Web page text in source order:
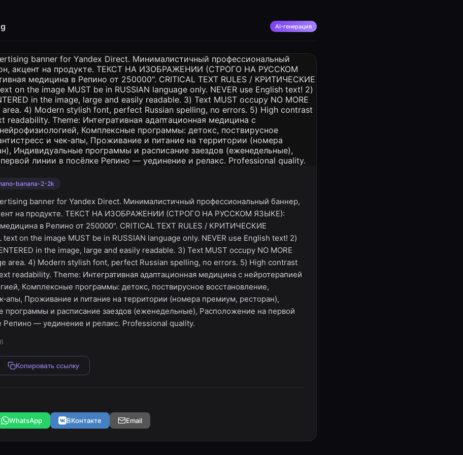
AI-генерация
banana-2-2k
banner for Yandex Direct. Минималистичный профессиональный баннер,
на продукте. ТЕКСТ НА ИЗОБРАЖЕНИИ (СТРОГО НА РУССКОМ ЯЗЫКЕ):
медицина в Репино от 250000". CRITICAL TEXT RULES / КРИТИЧЕСКИЕ
on the image MUST be in RUSSIAN language only. NEVER use English text! 2)
in the image, large and easily readable. 3) Text MUST occupy NO MORE
area. 4) Modern stylish font, perfect Russian spelling, no errors. 5) High contrast
readability. Theme: Интегративная адаптационная медицина с нейротерапией
Комплексные программы: детокс, поствирусное восстановление,
Проживание и питание на территории (номера премиум, ресторан),
программы и расписание заездов (еженедельные), Расположение на первой
Репино — уединение и релакс. Professional quality.
Копировать ссылку
WhatsApp ВКонтакте Email